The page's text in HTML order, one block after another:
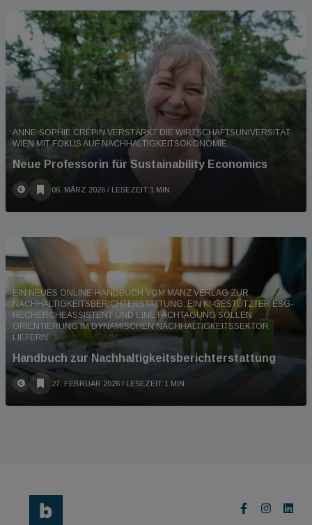
ANNE-SOPHIE CRÉPIN VERSTÄRKT DIE WIRTSCHAFTSUNIVERSITÄT
WIEN MIT FOKUS AUF NACHHALTIGKEITSÖKONOMIE
Neue Professorin für Sustainability Economics
06. MÄRZ 2026 / LESEZEIT 1 MIN
EIN NEUES ONLINE-HANDBUCH VOM MANZ VERLAG ZUR
NACHHALTIGKEITSBERICHTERSTATTUNG, EIN KI-GESTÜTZTER ESG-
RECHERCHEASSISTENT UND EINE FACHTAGUNG SOLLEN
ORIENTIERUNG IM DYNAMISCHEN NACHHALTIGKEITSSEKTOR
LIEFERN.
Handbuch zur Nachhaltigkeitsberichterstattung
27. FEBRUAR 2026 / LESEZEIT 1 MIN